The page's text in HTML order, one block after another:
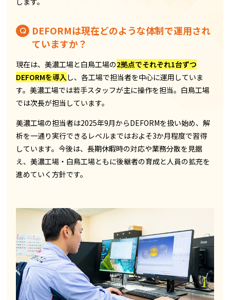
DEFORMは現在どのような体制で運用され
ていますか？
現在は、美濃工場と白鳥工場の2拠点でそれぞれ1台ずつ
DEFORMを導入 し、各工場で担当者を中心に運用していま
す。美濃工場では若手スタッフが主に操作を担当。白鳥工場
では次長が担当しています。
美濃工場の担当者は2025年9月からDEFORMを扱い始め、解
析を一通り実行できるレベルまではおよそ3か月程度で習得
しています。今後は、長期休暇時の対応や業務分散を見据
え、美濃工場・白鳥工場ともに後継者の育成と人員の拡充を
進めていく方針です。